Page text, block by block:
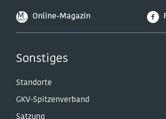
Online-Magazin
Sonstiges
Standorte
GKV-Spitzenverband
Satzung